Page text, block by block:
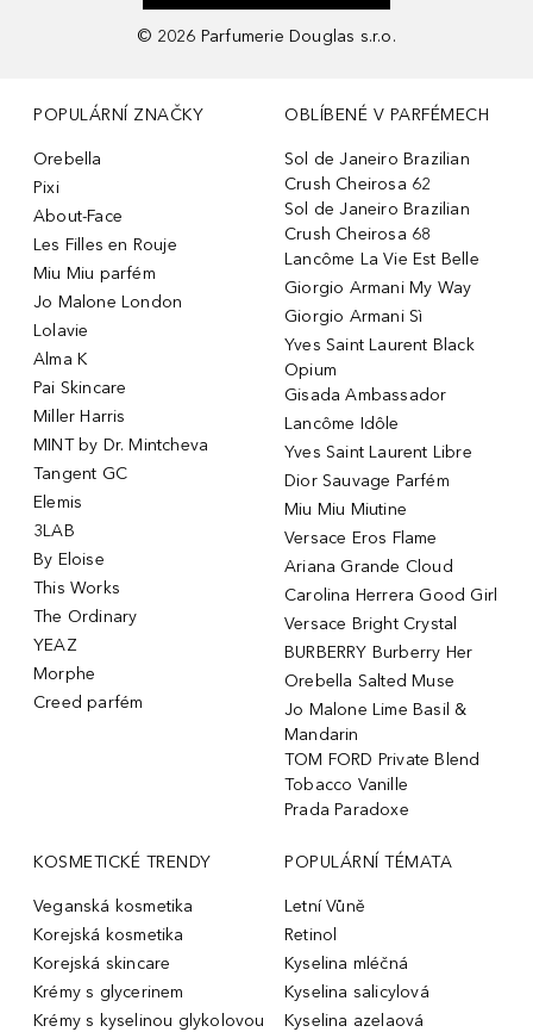
© 2026 Parfumerie Douglas s.r.o.
POPULÁRNÍ ZNAČKY
Orebella
Pixi
About-Face
Les Filles en Rouje
Miu Miu parfém
Jo Malone London
Lolavie
Alma K
Pai Skincare
Miller Harris
MINT by Dr. Mintcheva
Tangent GC
Elemis
3LAB
By Eloise
This Works
The Ordinary
YEAZ
Morphe
Creed parfém
OBLÍBENÉ V PARFÉMECH
Sol de Janeiro Brazilian
Crush Cheirosa 62
Sol de Janeiro Brazilian
Crush Cheirosa 68
Lancôme La Vie Est Belle
Giorgio Armani My Way
Giorgio Armani Sì
Yves Saint Laurent Black
Opium
Gisada Ambassador
Lancôme Idôle
Yves Saint Laurent Libre
Dior Sauvage Parfém
Miu Miu Miutine
Versace Eros Flame
Ariana Grande Cloud
Carolina Herrera Good Girl
Versace Bright Crystal
BURBERRY Burberry Her
Orebella Salted Muse
Jo Malone Lime Basil &
Mandarin
TOM FORD Private Blend
Tobacco Vanille
Prada Paradoxe
KOSMETICKÉ TRENDY
Veganská kosmetika
Korejská kosmetika
Korejská skincare
Krémy s glycerinem
Krémy s kyselinou glykolovou
POPULÁRNÍ TÉMATA
Letní Vůně
Retinol
Kyselina mléčná
Kyselina salicylová
Kyselina azelaová